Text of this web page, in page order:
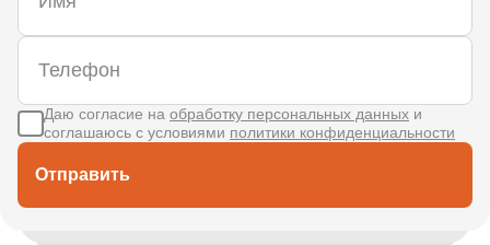
Отправить
Даю согласие на обработку персональных данных и
соглашаюсь с условиями политики конфиденциальности